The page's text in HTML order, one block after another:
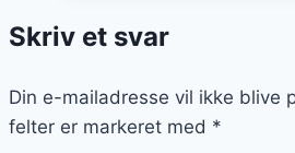
skyr
Skriv et svar
Din e-mailadresse vil ikke blive
felter er markeret med *